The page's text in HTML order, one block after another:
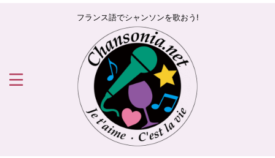
フランス語でシャンソンを歌おう!